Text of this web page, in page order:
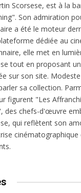
Scorsese, est à la
Son admiration
a été le moteur
dédiée au
elle met en
tout en proposant
sur son site.
sa collection.
figurent "Les
des chefs-d'œuvre
qui reflètent son
cinématographique